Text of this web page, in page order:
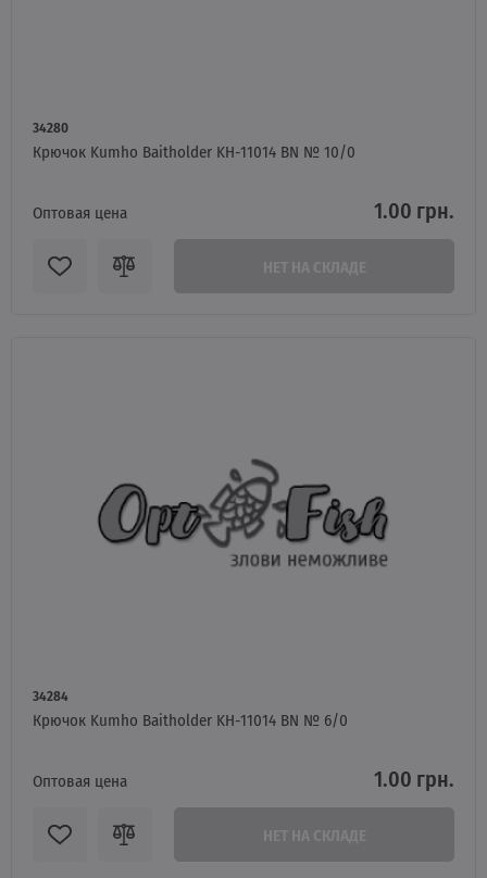
34280
Крючок Kumho Baitholder KH-11014 BN № 10/0
Оптовая цена 1.00 грн.
34284
Крючок Kumho Baitholder KH-11014 BN № 6/0
Оптовая цена 1.00 грн.